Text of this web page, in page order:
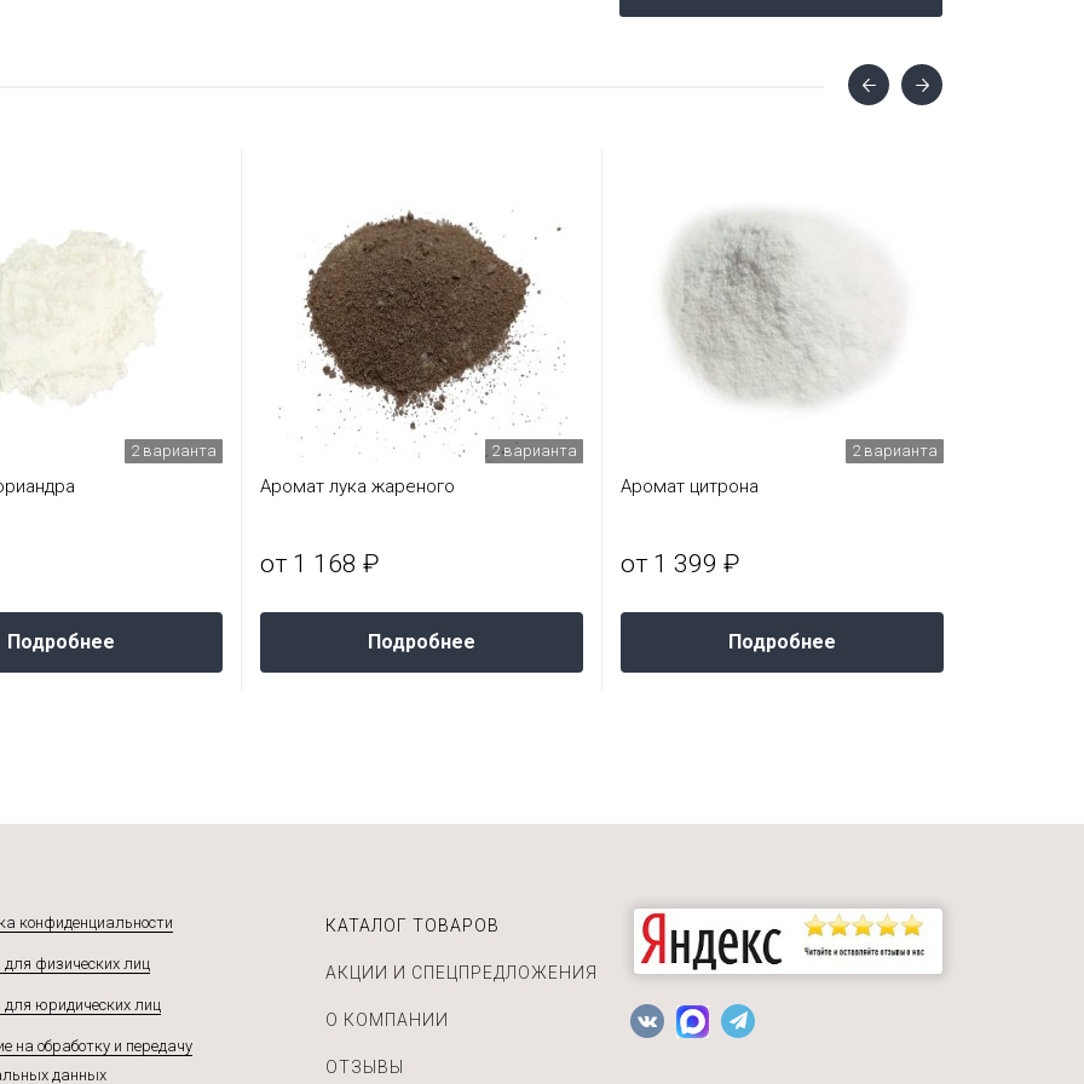
2 варианта
Подробнее
2 варианта
Аромат лука жареного
от 1 168 ₽
Подробнее
2 варианта
Аромат цитрона
от 1 399 ₽
Подробнее
конфиденциальности
физических лиц
юридических лиц
на обработку и передачу
данных
КАТАЛОГ ТОВАРОВ
АКЦИИ И СПЕЦПРЕДЛОЖЕНИЯ
О КОМПАНИИ
ОТЗЫВЫ